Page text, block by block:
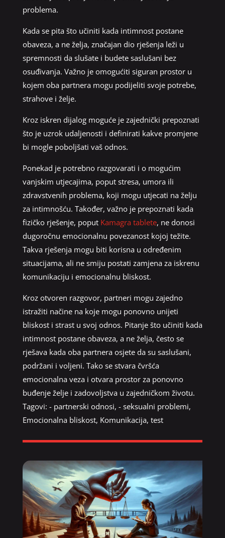
problema.
Kada se pita što učiniti kada intimnost postane
obaveza, a ne želja, značajan dio rješenja leži u
spremnosti da slušate i budete saslušani bez
osuđivanja. Važno je omogućiti siguran prostor u
kojem oba partnera mogu podijeliti svoje potrebe,
strahove i želje.
Kroz iskren dijalog moguće je zajednički prepoznati
što je uzrok udaljenosti i definirati kakve promjene
bi mogle poboljšati vaš odnos.
Ponekad je potrebno razgovarati i o mogućim
vanjskim utjecajima, poput stresa, umora ili
zdravstvenih problema, koji mogu utjecati na želju
za intimnošću. Također, važno je prepoznati kada
fizičko rješenje, poput Kamagra tablete, ne donosi
dugoročnu emocionalnu povezanost kojoj težite.
Takva rješenja mogu biti korisna u određenim
situacijama, ali ne smiju postati zamjena za iskrenu
komunikaciju i emocionalnu bliskost.
Kroz otvoren razgovor, partneri mogu zajedno
istražiti načine na koje mogu ponovno unijeti
bliskost i strast u svoj odnos. Pitanje što učiniti kada
intimnost postane obaveza, a ne želja, često se
rješava kada oba partnera osjete da su saslušani,
podržani i voljeni. Tako se stvara čvršća
emocionalna veza i otvara prostor za ponovno
buđenje želje i zadovoljstva u zajedničkom životu.
Tagovi: - partnerski odnosi, - seksualni problemi,
Emocionalna bliskost, Komunikacija, test